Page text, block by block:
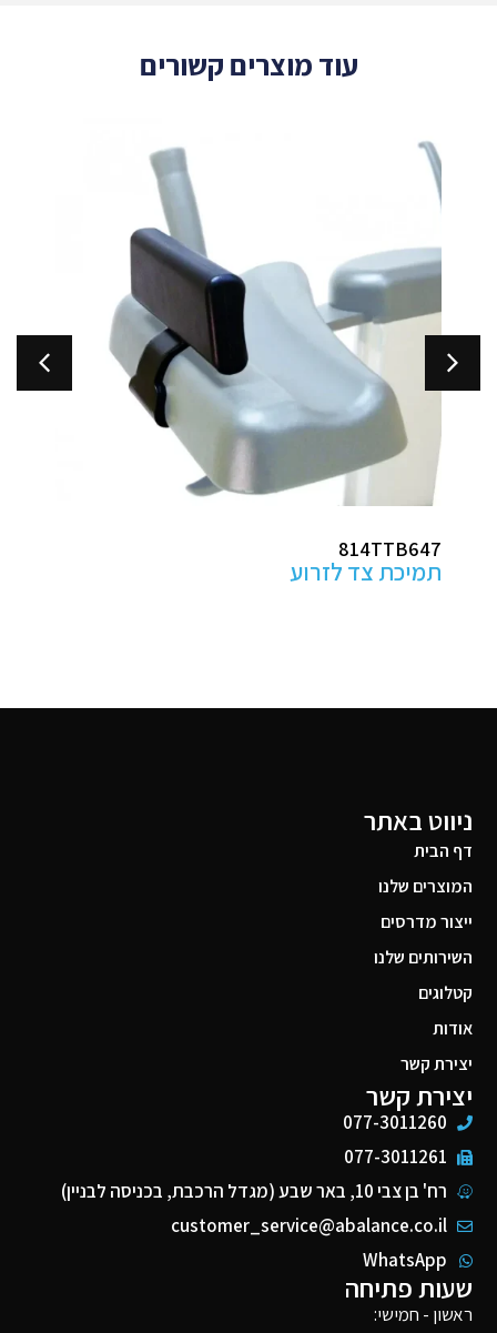
עוד מוצרים קשורים
814TTB647
תמיכת צד לזרוע
ניווט באתר
דף הבית
המוצרים שלנו
ייצור מדרסים
השירותים שלנו
קטלוגים
אודות
יצירת קשר
יצירת קשר
077-3011260
077-3011261
רח' בן צבי 10, באר שבע (מגדל הרכבת, בכניסה לבניין)
customer_service@abalance.co.il
WhatsApp
שעות פתיחה
ראשון - חמישי: